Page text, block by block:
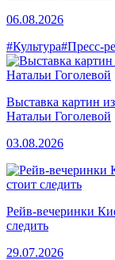
06.08.2026
#Культура#Пресс-
Выставка картин
Натальи Гоголевой
03.08.2026
Рейв-вечеринки
следить
29.07.2026